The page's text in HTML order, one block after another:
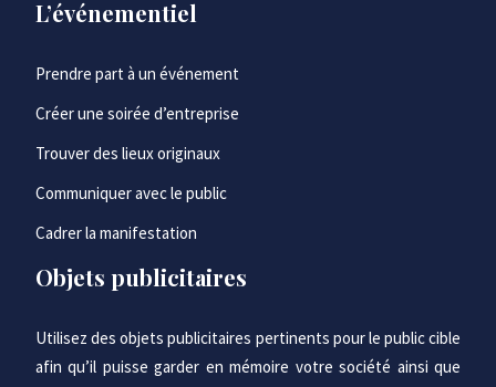
L’événementiel
Prendre part à un événement
Créer une soirée d’entreprise
Trouver des lieux originaux
Communiquer avec le public
Cadrer la manifestation
Objets publicitaires
Utilisez des objets publicitaires pertinents pour le public cible
afin qu’il puisse garder en mémoire votre société ainsi que